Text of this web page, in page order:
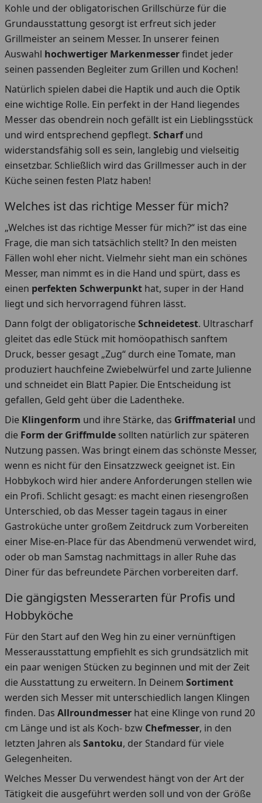
Kohle und der obligatorischen Grillschürze für die
Grundausstattung gesorgt ist erfreut sich jeder
Grillmeister an seinem Messer. In unserer feinen
Auswahl hochwertiger Markenmesserfindet jeder
seinen passenden Begleiter zum Grillen und Kochen!
Natürlich spielen dabei die Haptik und auch die Optik
eine wichtige Rolle. Ein perfekt in der Hand liegendes
Messer das obendrein noch gefällt ist ein Lieblingsstück
und wird entsprechend gepflegt. Scharfund
widerstandsfähig soll es sein, langlebig und vielseitig
einsetzbar. Schließlich wird das Grillmesser auch in der
Küche seinen festen Platz haben!
Welches ist das richtige Messer für mich?
„Welches ist das richtige Messer für mich?“ ist das eine
Frage, die man sich tatsächlich stellt? In den meisten
Fällen wohl eher nicht. Vielmehr sieht man ein schönes
Messer, man nimmt es in die Hand und spürt, dass es
einen perfekten Schwerpunkt hat, super in der Hand
liegt und sich hervorragend führen lässt.
Dann folgt der obligatorischeSchneidetest. Ultrascharf
gleitet das edle Stück mit homöopathisch sanftem
Druck, besser gesagt „Zug“ durch eine Tomate, man
produziert hauchfeine Zwiebelwürfel und zarte Julienne
und schneidet ein Blatt Papier. Die Entscheidung ist
gefallen, Geld geht über die Ladentheke.
Die Klingenform und ihre Stärke, das Griffmaterial und
die Form der Griffmulde sollten natürlich zur späteren
Nutzung passen. Was bringt einem das schönste Messer,
wenn es nicht für den Einsatzzweck geeignet ist. Ein
Hobbykoch wird hier andere Anforderungen stellen wie
ein Profi. Schlicht gesagt: es macht einen riesengroßen
Unterschied, ob das Messer tagein tagaus in einer
Gastroküche unter großem Zeitdruck zum Vorbereiten
einer Mise-en-Place für das Abendmenü verwendet wird,
oder ob man Samstag nachmittags in aller Ruhe das
Diner für das befreundete Pärchen vorbereiten darf.
Die gängigsten Messerarten für Profis und
Hobbyköche
Für den Start auf den Weg hin zu einer vernünftigen
Messerausstattung empfiehlt es sich grundsätzlich mit
ein paar wenigen Stücken zu beginnen und mit der Zeit
die Ausstattung zu erweitern. In Deinem Sortiment
werden sich Messer mit unterschiedlich langen Klingen
finden. Das Allroundmesser hat eine Klinge von rund 20
cm Länge und ist als Koch- bzw Chefmesser, in den
letzten Jahren als Santoku, der Standard für viele
Gelegenheiten.
Welches Messer Du verwendest hängt von der Art der
Tätigkeit die ausgeführt werden soll und von der Größe